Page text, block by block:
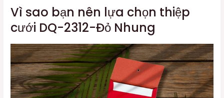
Vì sao bạn nên lựa chọn thiệp
cưới DQ-2312-Đỏ Nhung